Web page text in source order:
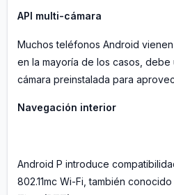
API multi-cámara
Muchos teléfonos Android
en la mayoría de los casos, debe
cámara preinstalada para
Navegación interior
Android P introduce
802.11mc Wi-Fi, también